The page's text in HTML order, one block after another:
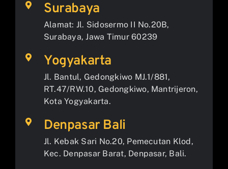
Surabaya
Alamat: Jl. Sidosermo II No.20B,
Surabaya, Jawa Timur 60239
Yogyakarta
Jl. Bantul, Gedongkiwo MJ.1/881,
RT.47/RW.10, Gedongkiwo, Mantrijeron,
Kota Yogyakarta.
Denpasar Bali
Jl. Kebak Sari No.20, Pemecutan Klod,
Kec. Denpasar Barat, Denpasar, Bali.